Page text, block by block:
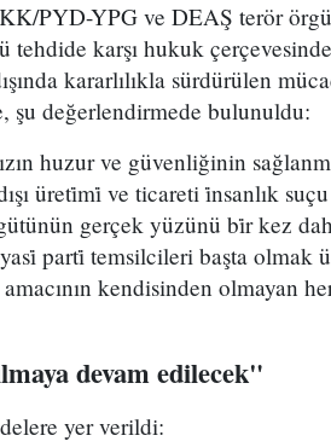
PYD-YPG ve DEAŞ terör
karşı hukuk
kararlılıkla sürdürülen
şu değerlendirmede bulunuldu:
huzur ve güvenliğinin
üreti̇mi̇ ve ticareti i̇nsanlık
gerçek yüzünü bi̇r kez
parti̇ temsilcileri başta
kendisinden olmayan
devam edilecek"
yer verildi: